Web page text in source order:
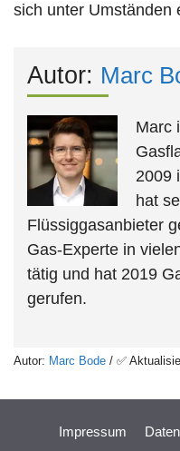
sich unter Umständen
Autor: Marc
Marc
2009
hat
Flüssiggasanbieter
Gas-Experte in
tätig und hat 2019
gerufen.
Autor: Marc Bode / ✅
Impressum